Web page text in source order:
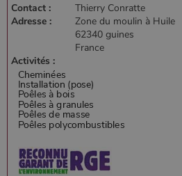
Contact :
Thierry Conratte
Adresse :
Zone du moulin à Huile
62340 guines
France
Activités :